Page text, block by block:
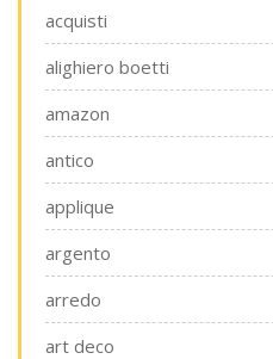
acquisti
alighiero boetti
amazon
antico
applique
argento
arredo
art deco